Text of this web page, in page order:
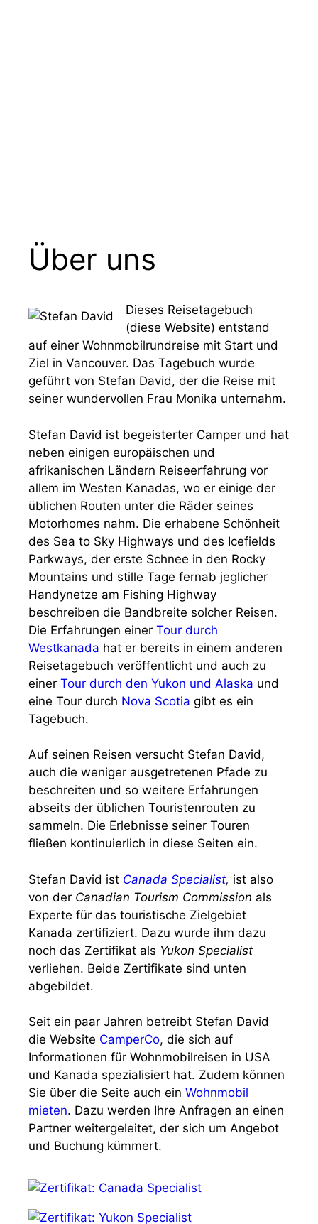
Über uns
Dieses Reisetagebuch
(diese Website) entstand
auf einer Wohnmobilrundreise mit Start und
Ziel in Vancouver. Das Tagebuch wurde
geführt von Stefan David, der die Reise mit
seiner wundervollen Frau Monika unternahm.
Stefan David ist begeisterter Camper und hat
neben einigen europäischen und
afrikanischen Ländern Reiseerfahrung vor
allem im Westen Kanadas, wo er einige der
üblichen Routen unter die Räder seines
Motorhomes nahm. Die erhabene Schönheit
des Sea to Sky Highways und des Icefields
Parkways, der erste Schnee in den Rocky
Mountains und stille Tage fernab jeglicher
Handynetze am Fishing Highway
beschreiben die Bandbreite solcher Reisen.
Die Erfahrungen einer Tour durch
Westkanada hat er bereits in einem anderen
Reisetagebuch veröffentlicht und auch zu
einer Tour durch den Yukon und Alaska und
eine Tour durch Nova Scotia gibt es ein
Tagebuch.
Auf seinen Reisen versucht Stefan David,
auch die weniger ausgetretenen Pfade zu
beschreiten und so weitere Erfahrungen
abseits der üblichen Touristenrouten zu
sammeln. Die Erlebnisse seiner Touren
fließen kontinuierlich in diese Seiten ein.
Stefan David ist Canada Specialist, ist also
von der Canadian Tourism Commission als
Experte für das touristische Zielgebiet
Kanada zertifiziert. Dazu wurde ihm dazu
noch das Zertifikat als Yukon Specialist
verliehen. Beide Zertifikate sind unten
abgebildet.
Seit ein paar Jahren betreibt Stefan David
die Website CamperCo, die sich auf
Informationen für Wohnmobilreisen in USA
und Kanada spezialisiert hat. Zudem können
Sie über die Seite auch ein Wohnmobil
mieten. Dazu werden Ihre Anfragen an einen
Partner weitergeleitet, der sich um Angebot
und Buchung kümmert.